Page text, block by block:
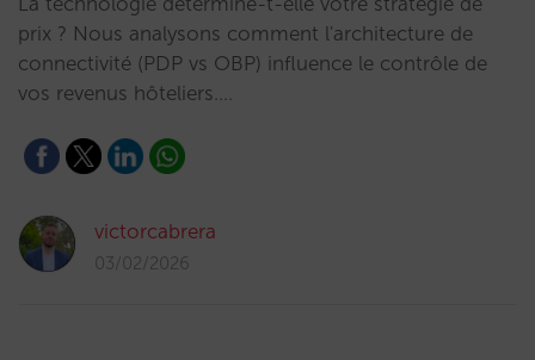
prix ? Nous analysons comment l'architecture de
connectivité (PDP vs OBP) influence le contrôle de
vos revenus hôteliers.…
victorcabrera
03/02/2026